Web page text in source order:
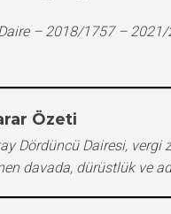
– 2018/1757 –
Özeti
Dördüncü Dairesi, vergi
davada, dürüstlük ve